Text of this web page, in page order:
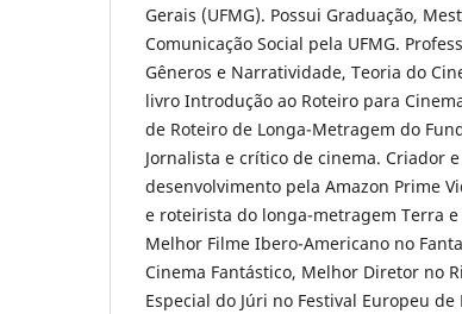
Gerais (UFMG). Possui Graduação,
Comunicação Social pela UFMG.
Gêneros e Narratividade, Teoria do
livro Introdução ao Roteiro para
de Roteiro de Longa-Metragem do
Jornalista e crítico de cinema. Criador
desenvolvimento pela Amazon Prime
e roteirista do longa-metragem Terra
Melhor Filme Ibero-Americano no
Cinema Fantástico, Melhor Diretor no
Especial do Júri no Festival Europeu